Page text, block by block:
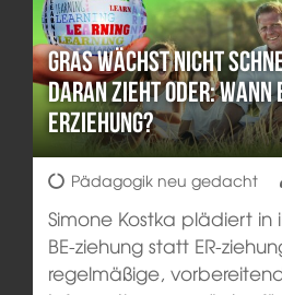
Gras wächst nicht
daran zieht oder: Wann
Erziehung?
Pädagogik neu gedacht
Simone Kostka plädiert in
BE-ziehung statt ER-
regelmäßige,